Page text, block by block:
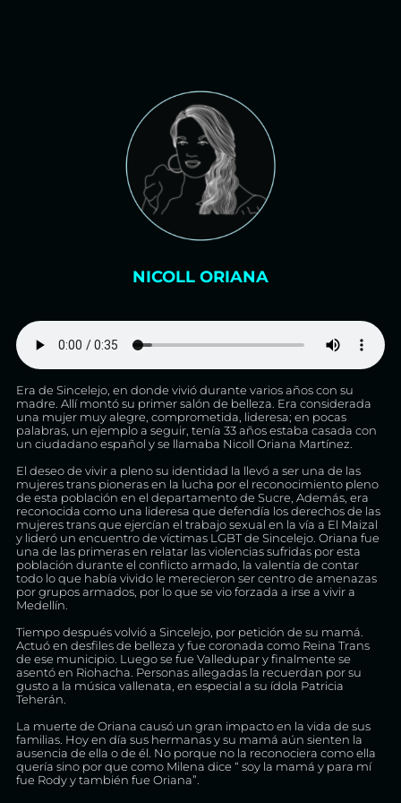
NICOLL ORIANA
Era de Sincelejo, en donde vivió durante varios años con su
madre. Allí montó su primer salón de belleza. Era considerada
una mujer muy alegre, comprometida, lideresa; en pocas
palabras, un ejemplo a seguir, tenía 33 años estaba casada con
un ciudadano español y se llamaba Nicoll Oriana Martínez.
El deseo de vivir a pleno su identidad la llevó a ser una de las
mujeres trans pioneras en la lucha por el reconocimiento pleno
de esta población en el departamento de Sucre, Además, era
reconocida como una lideresa que defendía los derechos de las
mujeres trans que ejercían el trabajo sexual en la vía a El Maizal
y lideró un encuentro de víctimas LGBT de Sincelejo. Oriana fue
una de las primeras en relatar las violencias sufridas por esta
población durante el conflicto armado, la valentía de contar
todo lo que había vivido le merecieron ser centro de amenazas
por grupos armados, por lo que se vio forzada a irse a vivir a
Medellín.
Tiempo después volvió a Sincelejo, por petición de su mamá.
Actuó en desfiles de belleza y fue coronada como Reina Trans
de ese municipio. Luego se fue Valledupar y finalmente se
asentó en Riohacha. Personas allegadas la recuerdan por su
gusto a la música vallenata, en especial a su ídola Patricia
Teherán.
La muerte de Oriana causó un gran impacto en la vida de sus
familias. Hoy en día sus hermanas y su mamá aún sienten la
ausencia de ella o de él. No porque no la reconociera como ella
quería sino por que como Milena dice “ soy la mamá y para mí
fue Rody y también fue Oriana”.